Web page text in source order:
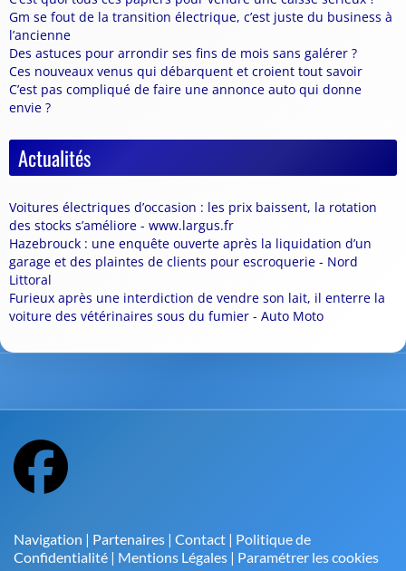
Gm se fout de la transition électrique, c’est juste du business à
l’ancienne
Des astuces pour arrondir ses fins de mois sans galérer ?
Ces nouveaux venus qui débarquent et croient tout savoir
C’est pas compliqué de faire une annonce auto qui donne
envie ?
Actualités
Voitures électriques d’occasion : les prix baissent, la rotation
des stocks s’améliore - www.largus.fr
Hazebrouck : une enquête ouverte après la liquidation d’un
garage et des plaintes de clients pour escroquerie - Nord
Littoral
Furieux après une interdiction de vendre son lait, il enterre la
voiture des vétérinaires sous du fumier - Auto Moto
Navigation | Partenaires | Contact | Politique de
Confidentialité | Mentions Légales | Paramétrer les cookies